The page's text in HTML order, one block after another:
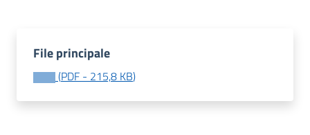
argomenti...
File principale
(PDF - 215,8 KB)